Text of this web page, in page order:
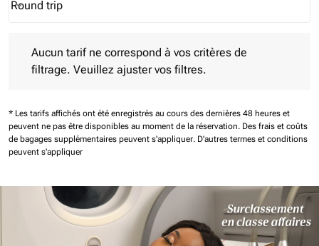
Journey Types option Round trip Selected
Round trip
keyboard_arrow_down
Aucun tarif ne correspond à vos critères de
filtrage. Veuillez ajuster vos filtres.
* Les tarifs affichés ont été enregistrés au cours des dernières 48 heures et
peuvent ne pas être disponibles au moment de la réservation. Des frais et coûts
de bagages supplémentaires peuvent s'appliquer. D'autres termes et conditions
peuvent s'appliquer